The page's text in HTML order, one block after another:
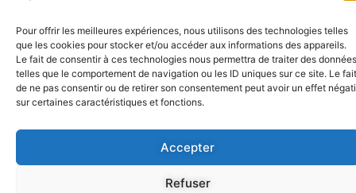
Pour offrir les meilleures expériences, nous utilisons des technologies telles
que les cookies pour stocker et/ou accéder aux informations des appareils.
Le fait de consentir à ces technologies nous permettra de traiter des données
telles que le comportement de navigation ou les ID uniques sur ce site. Le fait
de ne pas consentir ou de retirer son consentement peut avoir un effet
sur certaines caractéristiques et fonctions.
Accepter
Refuser
© 2026 FLO & CO. All Rights Reserved